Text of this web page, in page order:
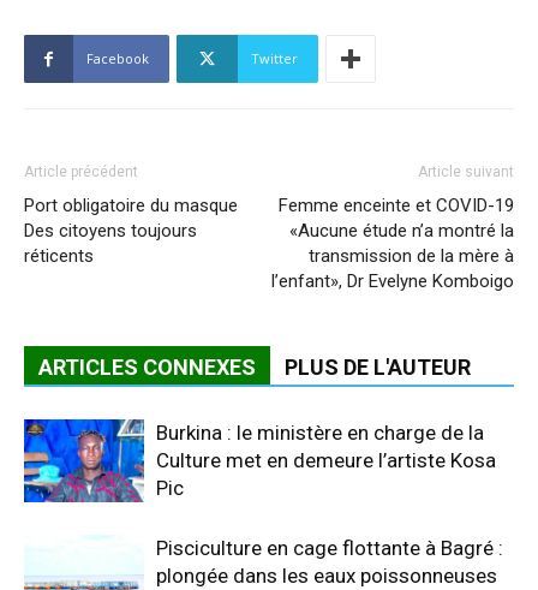
Facebook Twitter
Article précédent
Port obligatoire du masque
Des citoyens toujours
réticents
Article suivant
Femme enceinte et COVID-19
«Aucune étude n’a montré la
transmission de la mère à
l’enfant», Dr Evelyne Komboigo
ARTICLES CONNEXES PLUS DE L'AUTEUR
Burkina : le ministère en charge de la
Culture met en demeure l’artiste Kosa
Pic
Pisciculture en cage flottante à Bagré :
plongée dans les eaux poissonneuses